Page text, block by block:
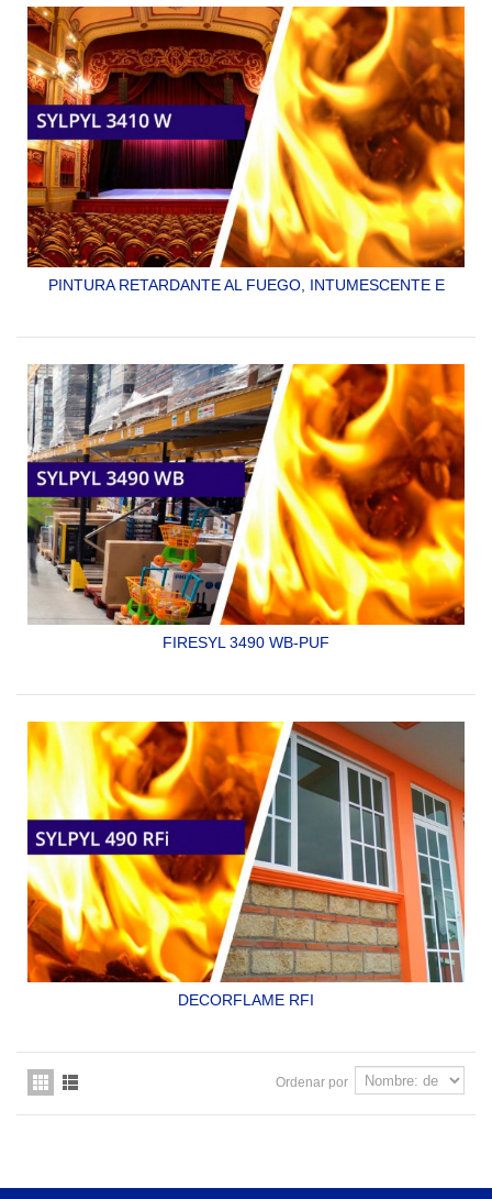
SYLPYL 2787
PINTURA RETARDANTE AL FUEGO, INTUMESCENTE E
SYLPYL 3410 W
FIRESYL 3490 WB-PUF
INTUMESCENTE Y SUBLIMANTE. ES BASE AGUA,
ECOLÓGICO Y DE ALTA EFECTIVIDAD. SE APLICA COMO
UNA...SYLPYL 3490 WB
DECORFLAME RFI
SYLPYL 490 RFIOrdenar por